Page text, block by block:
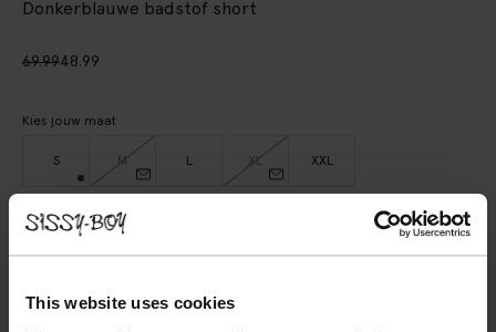
This website uses cookies
Donkerblauwe badstof short
69.9948.99
Kies jouw maat
S M L XL XXL
BEKIJK WINKELVOORRAAD